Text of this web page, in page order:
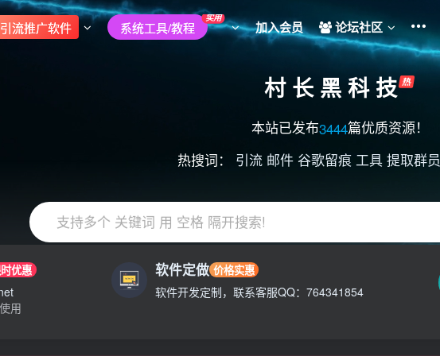
引流推广软件 系统工具/教程
实用
加入会员 论坛社区
村 长 黑 科 技
本站已发布3444篇优质资源！
热搜词： 引流 邮件 谷歌留痕 工具 提取群员
支持多个 关键词 用 空格 隔开搜索!
优惠
用
软件定做 价格实惠
软件开发定制，联系客服QQ：764341854
盗版）非本站购买的软件,本站概不负责!